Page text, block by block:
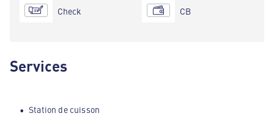
Check CB
Services
Station de cuisson